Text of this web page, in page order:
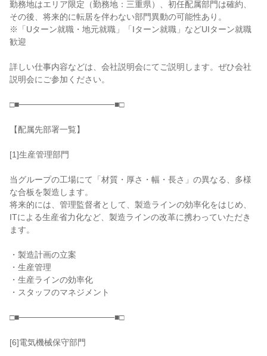
勤務地はエリア限定（勤務地：三重県）、初任配属部門は確約、
その後、将来的に転居を伴わない部門異動の可能性あり。
※「Uターン就職・地元就職」「Iターン就職」などUIターン就職
歓迎
詳しい仕事内容などは、会社説明会にてご説明します。ぜひ会社
説明会にご参加ください。
□■────────────────■□
【配属先部署一覧】
[1]生産管理部門
当グループの工場にて「材質・厚さ・幅・長さ」の異なる、多様
な合板を製造します。
将来的には、管理監督者として、製造ラインの効率化をはじめ、
ITによる生産省力化など、製造ラインの改革に携わっていただき
ます。
・製造計画の立案
・生産管理
・生産ラインの効率化
・スタッフのマネジメント
□■────────────────■□
[6]電気機械保守部門